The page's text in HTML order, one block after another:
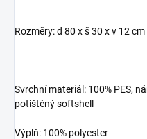
Rozměry: d 80 x š 30 x v 12 cm
Svrchní materiál: 100% PES,
potištěný softshell
Výplň: 100% polyester